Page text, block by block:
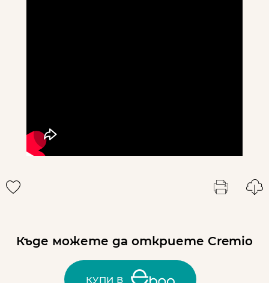
Къде можете да откриете Cremio
КУПИ В